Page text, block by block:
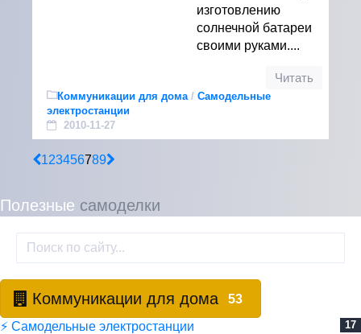
Полезные самоделки
Коммуникации для дома
53
⚡ Самодельные электростанции
17
изготовлению
солнечной батареи
своими руками....
Читать
Коммуникации для дома/ Самодельные
электростанции
2010-11-27
123456789